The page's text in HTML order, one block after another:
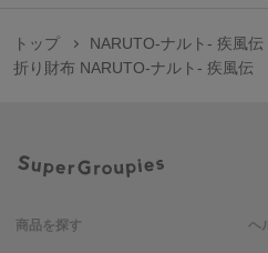
トップ NARUTO-ナルト- 疾風伝
折り財布 NARUTO-ナルト- 疾風伝
商品を探す ヘ